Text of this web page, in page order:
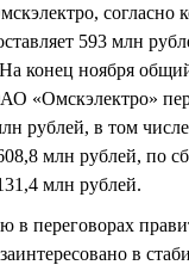
согласно
593 млн
конец ноября
«Омскэлектро»
рублей, в том
млн рублей, по
млн рублей.
в переговорах
в